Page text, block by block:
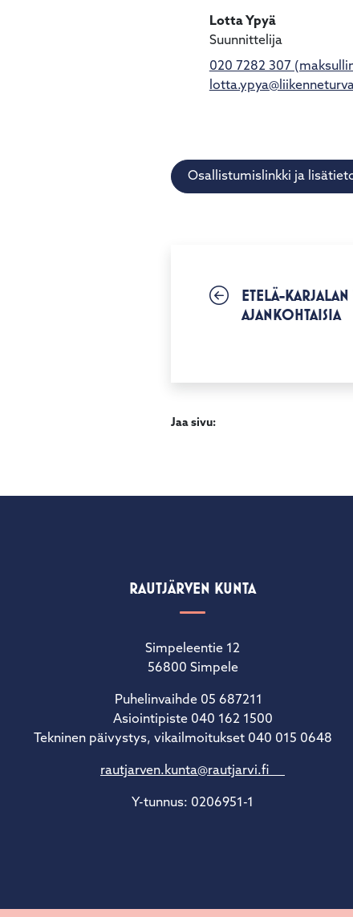
Lotta Ypyä
Suunnittelija
020 7282 307
Osallistumislinkki ja
ETELÄ-
AJANKOHTAISIA
Jaa sivu:
RAUTJÄRVEN KUNTA
Simpeleentie 12
56800 Simpele
Puhelinvaihde 05 687211
Asiointipiste 040 162 1500
Tekninen päivystys, vikailmoitukset 040 015 0648
rautjarven.kunta@rautjarvi.fi
Y-tunnus: 0206951-1